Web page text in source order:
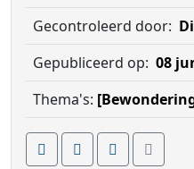
Gecontroleerd door:
Gepubliceerd op: 08
Thema's: